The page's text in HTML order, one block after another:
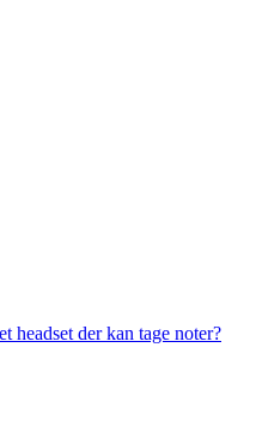
der kan tage noter?